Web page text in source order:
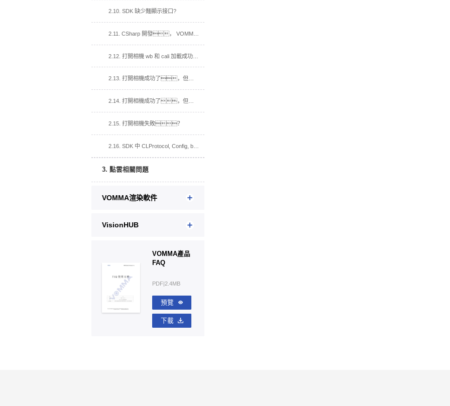
2.10. SDK 缺少麵顯示接口?
2.11. CSharp 開發， VOMMACamCSharp.dll 加入到依賴項，運行閃退？
2.12. 打開相機 wb 和 cali 加載成功，打開視頻流回調函數沒有被調用？
2.13. 打開相機成功了，但加載 cali 失敗
2.15. 打開相機失敗？
2.16. SDK 中 CLProtocol, Config, bin 文件夾, 在我的工程中的用法？
3. 點雲相關問題
VOMMA渲染軟件
VisionHUB
VOMMA產品
FAQ
PDF|2.4MB
預覽
下載